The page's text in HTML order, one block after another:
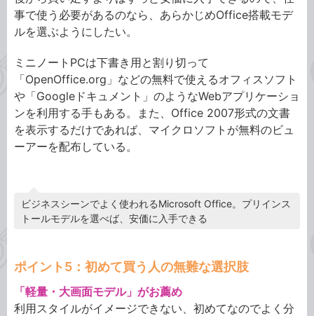
事で使う必要があるのなら、あらかじめOffice搭載モデ
ルを選ぶようにしたい。
ミニノートPCは下書き用と割り切って
「OpenOffice.org」などの無料で使えるオフィスソフト
や「Googleドキュメント」のようなWebアプリケーショ
ンを利用する手もある。また、Office 2007形式の文書
を表示するだけであれば、マイクロソフトが無料のビュ
ーアーを配布している。
ビジネスシーンでよく使われるMicrosoft Office。プリインス
トールモデルを選べば、安価に入手できる
ポイント5：初めて買う人の無難な選択肢
「軽量・大画面モデル」がお薦め
利用スタイルがイメージできない、初めてなのでよく分